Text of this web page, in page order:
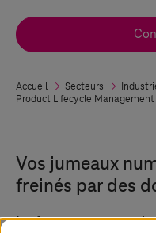
Accueil Secteurs
Product Lifecycle Management
Vos jumeaux
freinés par des
La fragmentation